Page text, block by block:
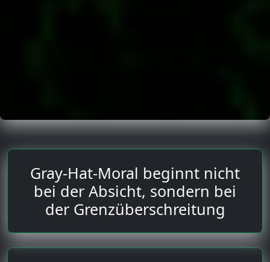
Gray-Hat-Moral beginnt nicht
bei der Absicht, sondern bei
der Grenzüberschreitung